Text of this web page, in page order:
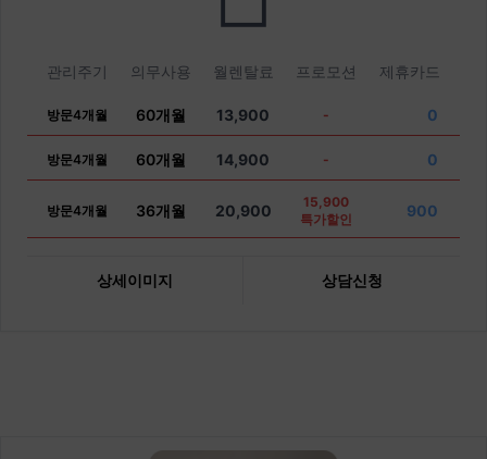
관리주기 의무사용 월렌탈료 프로모션 제휴카드
방문4개월 60개월 13,900 - 0
방문4개월 60개월 14,900 - 0
방문4개월 36개월 20,900
15,900
특가할인
900
상세이미지 상담신청